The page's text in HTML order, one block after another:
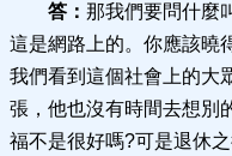
答： 那我們要問什麼
這是網路上的。你應該曉
我們看到這個社會上的大
張，他也沒有時間去想別
福不是很好嗎?可是退休